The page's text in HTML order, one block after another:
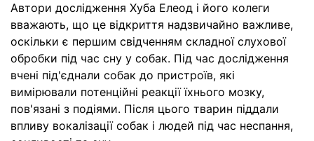
Автори дослідження Хуба Елеод і його колеги
вважають, що це відкриття надзвичайно важливе,
оскільки є першим свідченням складної слухової
обробки під час сну у собак. Під час дослідження
вчені під'єднали собак до пристроїв, які
вимірювали потенційні реакції їхнього мозку,
пов'язані з подіями. Після цього тварин піддали
впливу вокалізації собак і людей під час неспання,